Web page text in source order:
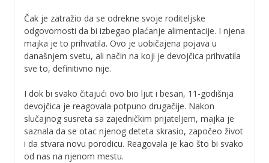
Čak je zatražio da se odrekne svoje roditeljske
odgovornosti da bi izbegao plaćanje alimentacije. I njena
majka je to prihvatila. Ovo je uobičajena pojava u
današnjem svetu, ali način na koji je devojčica prihvatila
sve to, definitivno nije.
I dok bi svako čitajući ovo bio ljut i besan, 11-godišnja
devojčica je reagovala potpuno drugačije. Nakon
slučajnog susreta sa zajedničkim prijateljem, majka je
saznala da se otac njenog deteta skrasio, započeo život
i da stvara novu porodicu. Reagovala je kao što bi svako
od nas na njenom mestu.